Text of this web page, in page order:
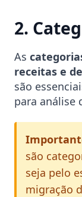
2.
As
receitas e
são
para análise
são
seja pelo
migração